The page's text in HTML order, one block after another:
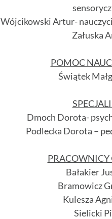
Wójcikowski Artur-
Załuska
POMOC
Świątek
Dmoch Dorota-
Podlecka Dorota –
PRACOWNICY
Bałakier
Bramowicz
Kulesza
Sielicki